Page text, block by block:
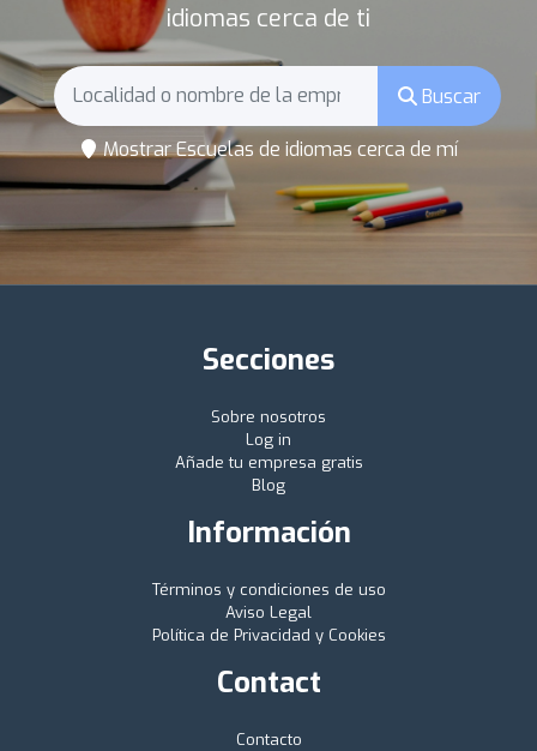
idiomas cerca de ti
Buscar
Mostrar Escuelas de idiomas cerca de mí
Secciones
Sobre nosotros
Log in
Añade tu empresa gratis
Blog
Información
Términos y condiciones de uso
Aviso Legal
Política de Privacidad y Cookies
Contact
Contacto